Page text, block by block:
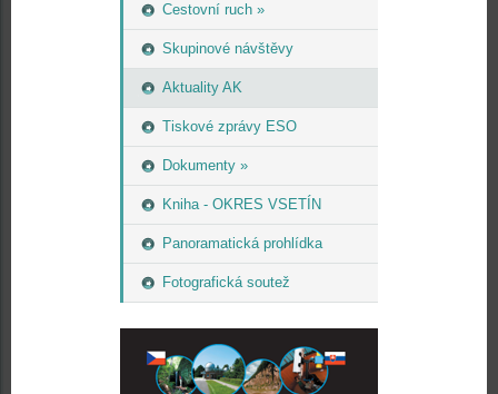
Cestovní ruch »
Skupinové návštěvy
Aktuality AK
Tiskové zprávy ESO
Dokumenty »
Kniha - OKRES VSETÍN
Panoramatická prohlídka
Fotografická soutež